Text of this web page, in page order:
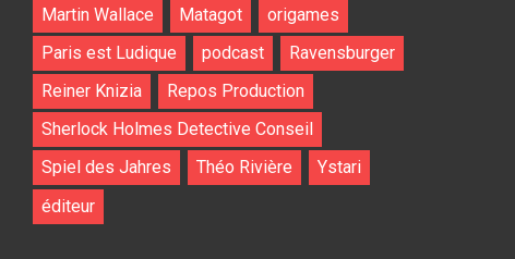
Martin Wallace
Matagot
origames
Paris est Ludique
podcast
Ravensburger
Reiner Knizia
Repos Production
Sherlock Holmes Detective Conseil
Spiel des Jahres
Théo Rivière
Ystari
éditeur